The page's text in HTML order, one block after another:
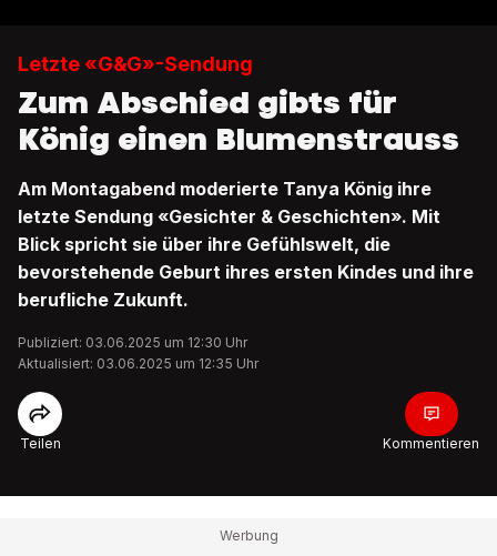
Letzte «G&G»-Sendung
Zum Abschied gibts für
König einen Blumenstrauss
Am Montagabend moderierte Tanya König ihre
letzte Sendung «Gesichter & Geschichten». Mit
Blick spricht sie über ihre Gefühlswelt, die
bevorstehende Geburt ihres ersten Kindes und ihre
berufliche Zukunft.
Publiziert: 03.06.2025 um 12:30 Uhr
Aktualisiert: 03.06.2025 um 12:35 Uhr
Teilen Kommentieren